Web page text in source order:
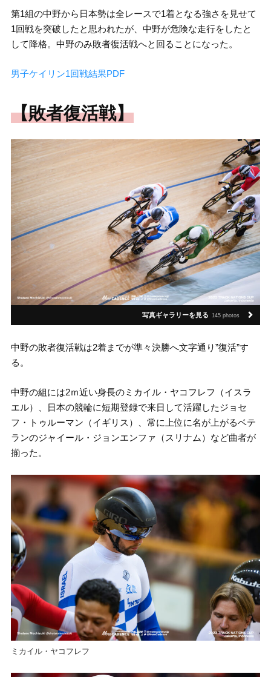
第1組の中野から日本勢は全レースで1着となる強さを見せて
1回戦を突破したと思われたが、中野が危険な走行をしたと
して降格。中野のみ敗者復活戦へと回ることになった。
男子ケイリン1回戦結果PDF
【敗者復活戦】
写真ギャラリーを見る 145 photos
中野の敗者復活戦は2着までが準々決勝へ文字通り”復活”す
る。
中野の組には2ｍ近い身長のミカイル・ヤコフレフ（イスラ
エル）、日本の競輪に短期登録で来日して活躍したジョセ
フ・トゥルーマン（イギリス）、常に上位に名が上がるベテ
ランのジャイール・ジョンエンファ（スリナム）など曲者が
揃った。
ミカイル・ヤコフレフ